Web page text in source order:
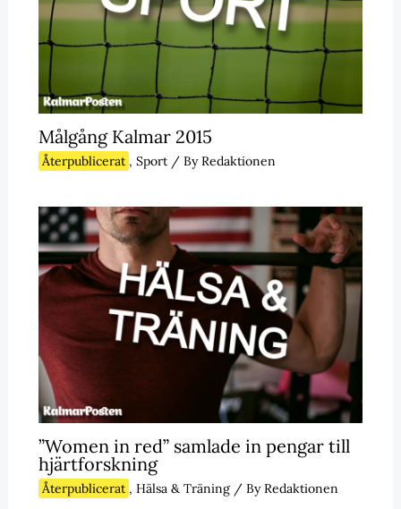
Målgång Kalmar 2015
Återpublicerat , Sport/ ByRedaktionen
”Women in red” samlade in pengar till
hjärtforskning
Återpublicerat , Hälsa & Träning/ ByRedaktionen